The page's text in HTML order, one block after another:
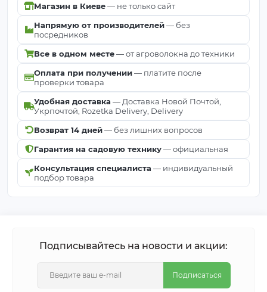
Магазин в Киеве— не только сайт
Напрямую от производителей— без
посредников
Все в одном месте— от агроволокна до техники
Оплата при получении— платите после
проверки товара
Удобная доставка — Доставка Новой Почтой,
Укрпочтой, Rozetka Delivery, Delivery
Возврат 14 дней— без лишних вопросов
Гарантия на садовую технику— официальная
Консультация специалиста — индивидуальный
подбор товара
Подписывайтесь на новости и акции:
Подписаться